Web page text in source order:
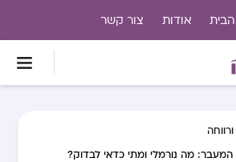
אודות צור קשר
המעבר: מה נורמלי ומתי כדאי לבדוק?